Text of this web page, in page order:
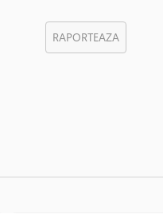
RAPORTEAZA